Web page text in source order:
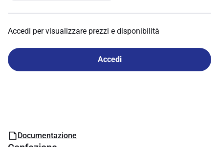
Accedi per visualizzare prezzi e disponibilità
Accedi
Documentazione